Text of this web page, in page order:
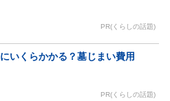
PR(くらしの話題)
いくらかかる？墓じまい費用
PR(くらしの話題)